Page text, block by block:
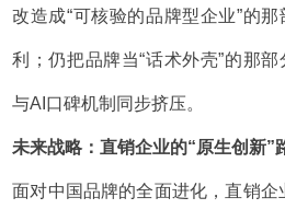
改造成“可核验的品牌型企业”的
利；仍把品牌当“话术外壳”的那
与AI口碑机制同步挤压。
未来战略：直销企业的“原生创新”
面对中国品牌的全面进化，直销企